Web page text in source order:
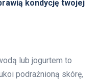
kondycję twojej
lub jogurtem to
podrażnioną skórę,